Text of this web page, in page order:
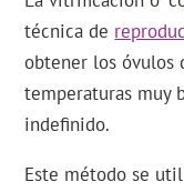
técnica de
obtener los
temperaturas muy
indefinido.
Este método se